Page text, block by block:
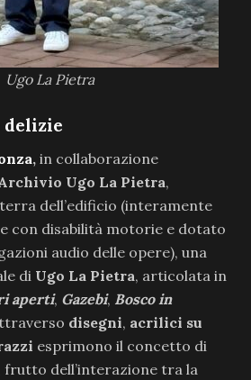
Ugo La Pietra
, in collaborazione
Ugo La Pietra,
dell’edificio (interamente
con disabilità motorie e dotato
audio delle opere), una
di Ugo La Pietra, articolata in
aperti, Gazebi, Bosco in
disegni, acrilici su
esprimono il concetto di
frutto dell’interazione tra la